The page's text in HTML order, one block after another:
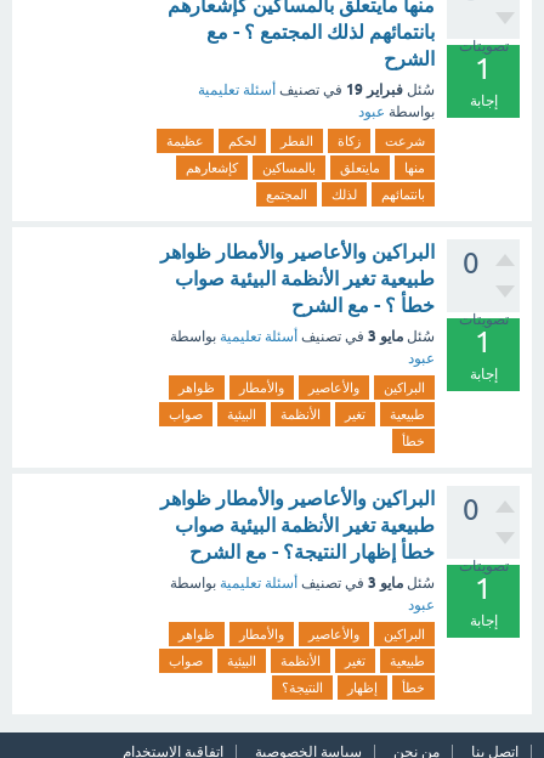
تصويتات
1
إجابة
منها مايتعلق بالمساكين كإشعارهم
بانتمائهم لذلك المجتمع ؟ - مع
الشرح
سُئل فبراير 19 في تصنيف أسئلة تعليمية
بواسطة عبود
شرعت زكاة الفطر لحكم
عظيمة
منها
مايتعلق بالمساكين
كإشعارهم
بانتمائهم
لذلك المجتمع
0
تصويتات
1
إجابة
البراكين والأعاصير والأمطار ظواهر
طبيعية تغير الأنظمة البيئية صواب
خطأ ؟ - مع الشرح
سُئل مايو 3 في تصنيف أسئلة تعليمية بواسطة
عبود
البراكين والأعاصير والأمطار
ظواهر
طبيعية
تغير الأنظمة البيئية
صواب
خطأ
0
تصويتات
1
إجابة
البراكين والأعاصير والأمطار ظواهر
طبيعية تغير الأنظمة البيئية صواب
خطأ إظهار النتيجة؟ - مع الشرح
سُئل مايو 3 في تصنيف أسئلة تعليمية بواسطة
عبود
البراكين والأعاصير والأمطار
ظواهر
طبيعية
تغير الأنظمة البيئية
صواب
خطأ
إظهار النتيجة؟
اتصل بنا من نحن سياسة الخصوصية اتفاقية الاستخدام